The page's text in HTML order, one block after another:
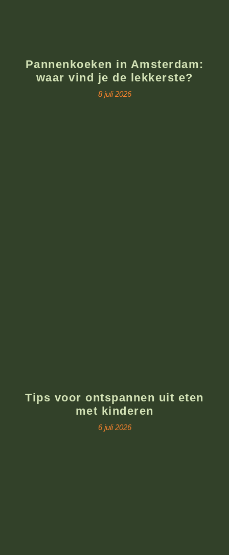
Pannenkoeken in Amsterdam:
waar vind je de lekkerste?
8 juli 2026
Tips voor ontspannen uit eten
met kinderen
6 juli 2026